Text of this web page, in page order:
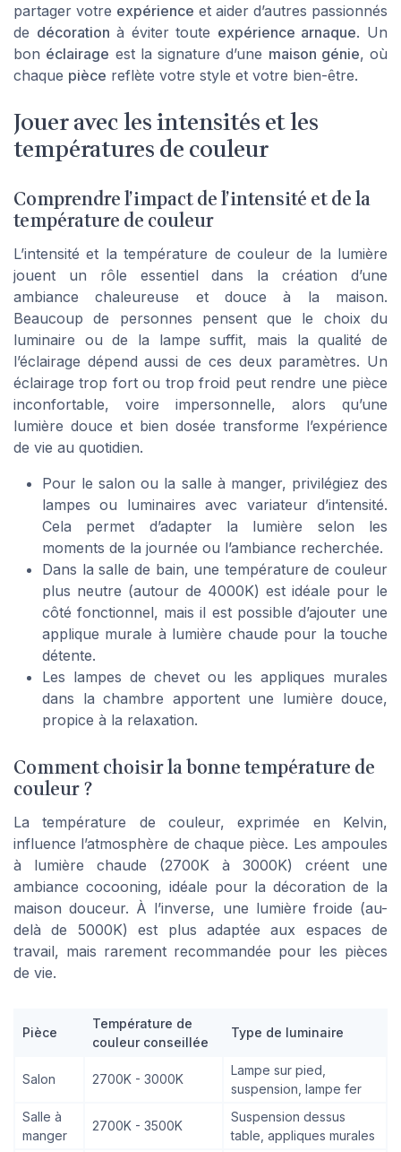
partager votre expérience et aider d’autres passionnés
de décoration à éviter toute expérience arnaque. Un
bon éclairage est la signature d’une maison génie, où
chaque pièce reflète votre style et votre bien-être.
Jouer avec les intensités et les
températures de couleur
Comprendre l’impact de l’intensité et de la
température de couleur
L’intensité et la température de couleur de la lumière
jouent un rôle essentiel dans la création d’une
ambiance chaleureuse et douce à la maison.
Beaucoup de personnes pensent que le choix du
luminaire ou de la lampe suffit, mais la qualité de
l’éclairage dépend aussi de ces deux paramètres. Un
éclairage trop fort ou trop froid peut rendre une pièce
inconfortable, voire impersonnelle, alors qu’une
lumière douce et bien dosée transforme l’expérience
de vie au quotidien.
Pour le salon ou la salle à manger, privilégiez des
lampes ou luminaires avec variateur d’intensité.
Cela permet d’adapter la lumière selon les
moments de la journée ou l’ambiance recherchée.
Dans la salle de bain, une température de couleur
plus neutre (autour de 4000K) est idéale pour le
côté fonctionnel, mais il est possible d’ajouter une
applique murale à lumière chaude pour la touche
détente.
Les lampes de chevet ou les appliques murales
dans la chambre apportent une lumière douce,
propice à la relaxation.
Comment choisir la bonne température de
couleur ?
La température de couleur, exprimée en Kelvin,
influence l’atmosphère de chaque pièce. Les ampoules
à lumière chaude (2700K à 3000K) créent une
ambiance cocooning, idéale pour la décoration de la
maison douceur. À l’inverse, une lumière froide (au-
delà de 5000K) est plus adaptée aux espaces de
travail, mais rarement recommandée pour les pièces
de vie.
Pièce
Température de
couleur conseillée
Type de luminaire
Salon 2700K - 3000K
Lampe sur pied,
suspension, lampe fer
Salle à
manger
2700K - 3500K
Suspension dessus
table, appliques murales